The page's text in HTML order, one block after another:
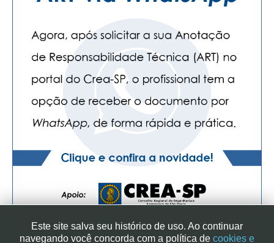
Este site salva seu histórico de uso. Ao continuar
navegando você concorda com a política de cookies e